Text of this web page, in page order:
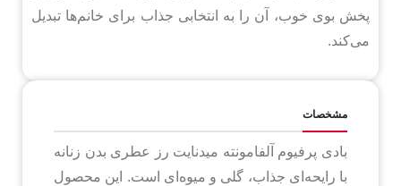
پخش بوی خوب، آن را به انتخابی جذاب برای خانم‌ها تبدیل
می‌کند.
مشخصات
بادی پرفیوم آلفامونته میدنایت رز عطری بدن زنانه
با رایحه‌ای جذاب، گلی و میوه‌ای است. این محصول